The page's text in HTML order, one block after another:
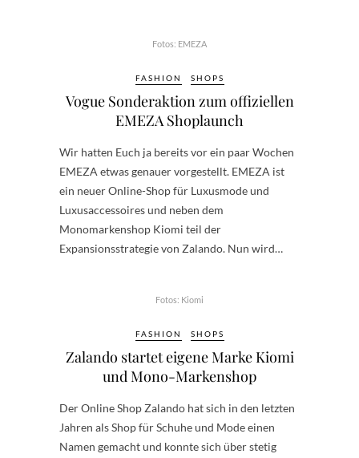
Fotos: EMEZA
FASHION SHOPS
Vogue Sonderaktion zum offiziellen
EMEZA Shoplaunch
Wir hatten Euch ja bereits vor ein paar Wochen
EMEZA etwas genauer vorgestellt. EMEZA ist
ein neuer Online-Shop für Luxusmode und
Luxusaccessoires und neben dem
Monomarkenshop Kiomi teil der
Expansionsstrategie von Zalando. Nun wird…
Fotos: Kiomi
FASHION SHOPS
Zalando startet eigene Marke Kiomi
und Mono-Markenshop
Der Online Shop Zalando hat sich in den letzten
Jahren als Shop für Schuhe und Mode einen
Namen gemacht und konnte sich über stetig